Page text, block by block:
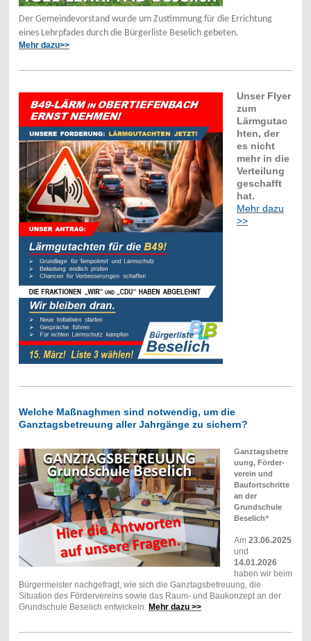
Der Gemeindevorstand wurde um Zustimmung für die Errichtung
eines Lehrpfades durch die Bürgerliste Beselich gebeten.
Mehr dazu>>
Unser Flyer
zum
Lärmgutac
hten, der
es nicht
mehr in die
Verteilung
geschafft
hat.
Mehr dazu
>>
Welche Maßnaghmen sind notwendig, um die
Ganztagsbetreuung aller Jahrgänge zu sichern?
Ganztagsbetre
uung, Förder-
verein und
Baufortschritte
an der
Grundschule
Beselich“
Am 23.06.2025
und
14.01.2026
haben wir beim
Bürgermeister nachgefragt, wie sich die Ganztagsbetreuung, die
Situation des Fördervereins sowie das Raum- und Baukonzept an der
Grundschule Beselich entwickeln. Mehr dazu >>